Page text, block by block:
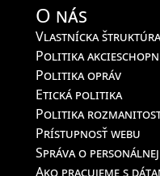
O nás
Vlastnícka
Politika
Politika opráv
Etická politika
Politika
Prístupnosť webu
Správa o
Ako pracujeme s